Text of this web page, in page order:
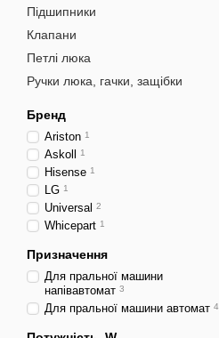
Підшипники
Клапани
Петлі люка
Ручки люка, гачки, защібки
Бренд
Ariston 1
Askoll 1
Hisense 1
LG 1
Universal 2
Whicepart 1
Призначення
Для пральної машини
напівавтомат 3
Для пральної машини автомат 4